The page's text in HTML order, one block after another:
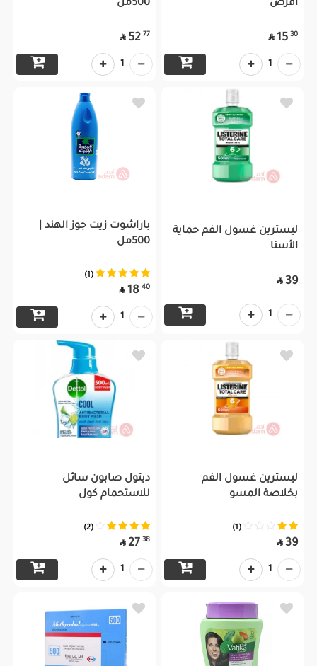
اقرص
30
15

1
500مل
77
52

1
ليسترين غسول الفم حماية
الأسنا
39

1
باراشوت زيت جوز الهند |
500مل
(1)
40
18

1
ليسترين غسول الفم
بخلاصة المسو
(1)
39

1
ديتول صابون سائل
للاستحمام كول
(2)
38
27

1